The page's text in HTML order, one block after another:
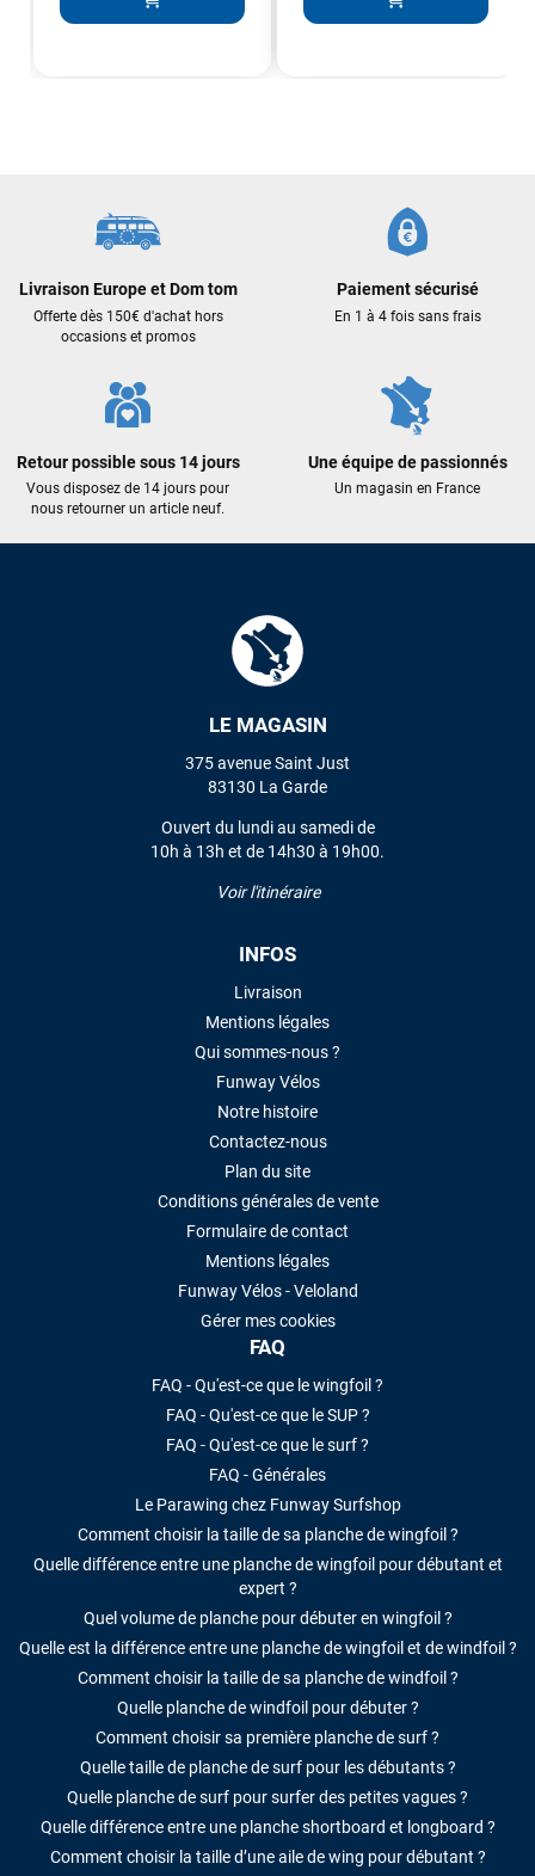
Livraison Europe et Dom tom
Offerte dès 150€ d'achat hors
occasions et promos
Paiement sécurisé
En 1 à 4 fois sans frais
Retour possible sous 14 jours
Vous disposez de 14 jours pour
nous retourner un article neuf.
Une équipe de passionnés
Un magasin en France
LE MAGASIN
375 avenue Saint Just
83130 La Garde
Ouvert du lundi au samedi de
10h à 13h et de 14h30 à 19h00.
Voir l'itinéraire
INFOS
Livraison
Mentions légales
Qui sommes-nous ?
Funway Vélos
Notre histoire
Contactez-nous
Plan du site
Conditions générales de vente
Formulaire de contact
Mentions légales
Funway Vélos - Veloland
Gérer mes cookies
FAQ
FAQ - Qu'est-ce que le wingfoil ?
FAQ - Qu'est-ce que le SUP ?
FAQ - Qu'est-ce que le surf ?
FAQ - Générales
Le Parawing chez Funway Surfshop
Comment choisir la taille de sa planche de wingfoil ?
Quelle différence entre une planche de wingfoil pour débutant et
expert ?
Quel volume de planche pour débuter en wingfoil ?
Quelle est la différence entre une planche de wingfoil et de windfoil ?
Comment choisir la taille de sa planche de windfoil ?
Quelle planche de windfoil pour débuter ?
Comment choisir sa première planche de surf ?
Quelle taille de planche de surf pour les débutants ?
Quelle planche de surf pour surfer des petites vagues ?
Quelle différence entre une planche shortboard et longboard ?
Comment choisir la taille d’une aile de wing pour débutant ?
plus. Niveau réactivité, c’est au top : la commande est partie
Cela faisait 6 mois que je galérais à remplacer ma board eux
m'ont trouvé une pépite à laquelle je n'aurais jamais pensé !
encore pour cette severne dyno !
J'ai acheté une voile d'occasion depuis Tahiti. Super service.
L'envoi a été rapide. La voile est arrivée en super état.